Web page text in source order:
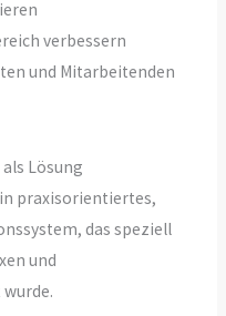
verbessern
und Mitarbeitenden
Lösung
praxisorientiertes,
das speziell
und